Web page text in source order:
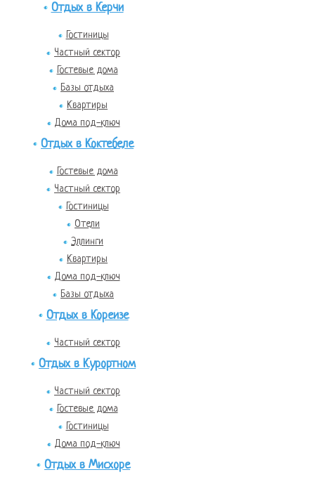
Отдых в Керчи
Гостиницы
Частный сектор
Гостевые дома
Базы отдыха
Квартиры
Дома под-ключ
Отдых в Коктебеле
Гостевые дома
Частный сектор
Гостиницы
Отели
Эллинги
Квартиры
Дома под-ключ
Базы отдыха
Отдых в Кореизе
Частный сектор
Отдых в Курортном
Частный сектор
Гостевые дома
Гостиницы
Дома под-ключ
Отдых в Мисхоре